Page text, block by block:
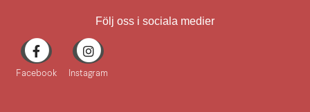
Följ oss i sociala medier
Facebook Instagram